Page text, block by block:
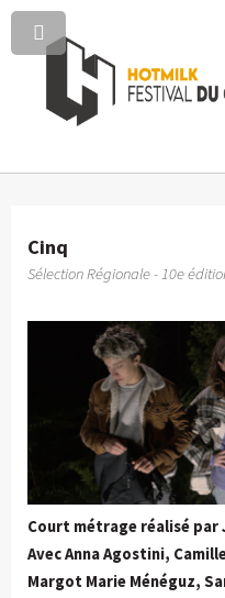
Cinq
Sélection Régionale - 10e
Court métrage réalisé par
Avec Anna Agostini,
Margot Marie Ménéguz,